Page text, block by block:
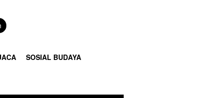
SOSIAL BUDAYA